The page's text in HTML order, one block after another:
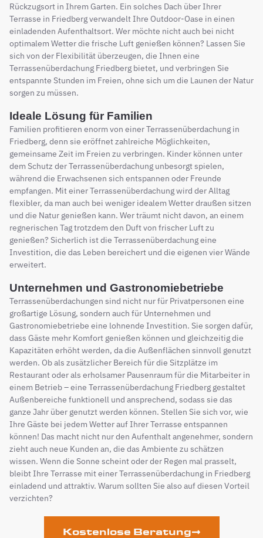
Rückzugsort in Ihrem Garten. Ein solches Dach über Ihrer
Terrasse in Friedberg verwandelt Ihre Outdoor-Oase in einen
einladenden Aufenthaltsort. Wer möchte nicht auch bei nicht
optimalem Wetter die frische Luft genießen können? Lassen Sie
sich von der Flexibilität überzeugen, die Ihnen eine
Terrassenüberdachung Friedberg bietet, und verbringen Sie
entspannte Stunden im Freien, ohne sich um die Launen der Natur
sorgen zu müssen.
Ideale Lösung für Familien
Familien profitieren enorm von einer Terrassenüberdachung in
Friedberg, denn sie eröffnet zahlreiche Möglichkeiten,
gemeinsame Zeit im Freien zu verbringen. Kinder können unter
dem Schutz der Terrassenüberdachung unbesorgt spielen,
während die Erwachsenen sich entspannen oder Freunde
empfangen. Mit einer Terrassenüberdachung wird der Alltag
flexibler, da man auch bei weniger idealem Wetter draußen sitzen
und die Natur genießen kann. Wer träumt nicht davon, an einem
regnerischen Tag trotzdem den Duft von frischer Luft zu
genießen? Sicherlich ist die Terrassenüberdachung eine
Investition, die das Leben bereichert und die eigenen vier Wände
erweitert.
Unternehmen und Gastronomiebetriebe
Terrassenüberdachungen sind nicht nur für Privatpersonen eine
großartige Lösung, sondern auch für Unternehmen und
Gastronomiebetriebe eine lohnende Investition. Sie sorgen dafür,
dass Gäste mehr Komfort genießen können und gleichzeitig die
Kapazitäten erhöht werden, da die Außenflächen sinnvoll genutzt
werden. Ob als zusätzlicher Bereich für die Sitzplätze im
Restaurant oder als erholsamer Pausenraum für die Mitarbeiter in
einem Betrieb – eine Terrassenüberdachung Friedberg gestaltet
Außenbereiche funktionell und ansprechend, sodass sie das
ganze Jahr über genutzt werden können. Stellen Sie sich vor, wie
Ihre Gäste bei jedem Wetter auf Ihrer Terrasse entspannen
können! Das macht nicht nur den Aufenthalt angenehmer, sondern
zieht auch neue Kunden an, die das Ambiente zu schätzen
wissen. Wenn die Sonne scheint oder der Regen mal prasselt,
bleibt Ihre Terrasse mit einer Terrassenüberdachung in Friedberg
einladend und attraktiv. Warum sollten Sie also auf diesen Vorteil
verzichten?
Kostenlose Beratung